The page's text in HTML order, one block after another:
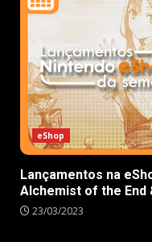
eShop
Lançamentos na
Alchemist of the End
23/03/2023